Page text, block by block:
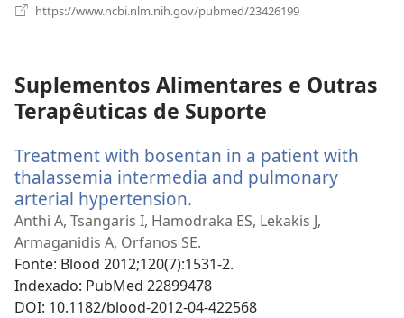
https://www.ncbi.nlm.nih.gov/pubmed/23426199
Suplementos Alimentares e Outras
Terapêuticas de Suporte
Treatment with bosentan in a patient with
thalassemia intermedia and pulmonary
arterial hypertension.
uma
nova
janela)
Anthi A, Tsangaris I, Hamodraka ES, Lekakis J,
Armaganidis A, Orfanos SE.
Fonte‎: Blood 2012;120(7):1531-2.
Indexado‎: PubMed 22899478
DOI‎: 10.1182/blood-2012-04-422568